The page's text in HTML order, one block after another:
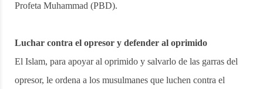
Profeta Muhammad (PBD).
Luchar contra el opresor y defender al oprimido
El Islam, para apoyar al oprimido y salvarlo de las garras del
opresor, le ordena a los musulmanes que luchen contra el